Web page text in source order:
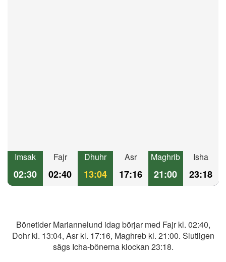
Imsak
02:30
Fajr
02:40
Dhuhr
13:04
Asr
17:16
Maghrib
21:00
Isha
23:18
Bönetider Mariannelund idag börjar med Fajr kl. 02:40,
Dohr kl. 13:04, Asr kl. 17:16, Maghreb kl. 21:00. Slutligen
sägs Icha-bönerna klockan 23:18.